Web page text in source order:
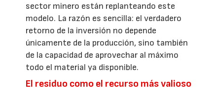
sector minero están replanteando este
modelo. La razón es sencilla: el verdadero
retorno de la inversión no depende
únicamente de la producción, sino también
de la capacidad de aprovechar al máximo
todo el material ya disponible.
El residuo como el recurso más valioso